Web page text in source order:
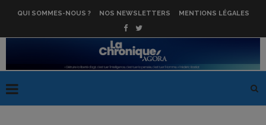
QUI SOMMES-NOUS ? NOS NEWSLETTERS MENTIONS LÉGALES